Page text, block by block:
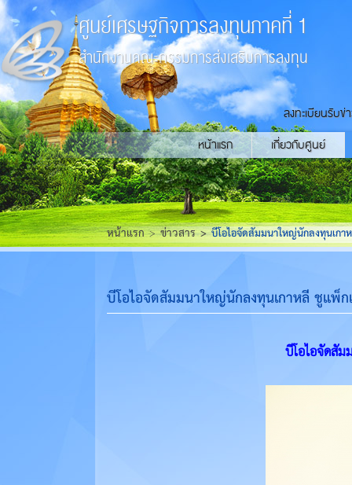
ศูนย์เศรษฐกิจการลงทุนภาคที่ 1
สำนักงานคณะกรรมการส่งเสริมการลงทุน
ลงทะเบียนรับข่
หน้าแรก
เกี่ยวกับศูนย์
หน้าแรก ข่าวสาร บีโอไอจัดสัมมนาใหญ่นักลงทุนเก
บีโอไอจัดสัมมนาใหญ่นักลงทุนเกาหลี ชูแพ็
บีโอไอจัดสั